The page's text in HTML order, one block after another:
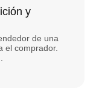
y
de una
el comprador.